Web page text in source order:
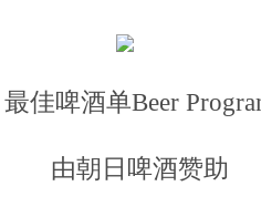
最佳啤酒单Beer
由朝日啤酒赞助